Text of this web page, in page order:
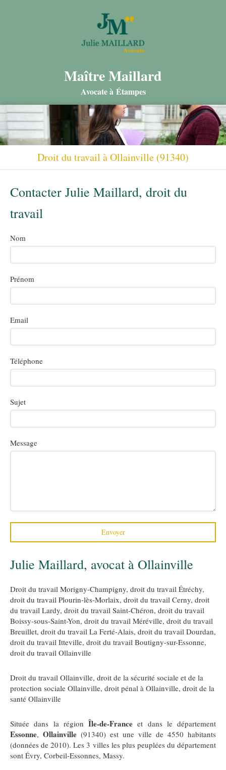
Maître Maillard
Avocate à Étampes
Droit du travail à Ollainville (91340)
Contacter Julie Maillard, droit du
travail
Nom
Prénom
Email
Téléphone
Sujet
Message
Envoyer
Julie Maillard, avocat à Ollainville
Droit du travail Morigny-Champigny, droit du travail Étréchy,
droit du travail Plourin-lès-Morlaix, droit du travail Cerny, droit
du travail Lardy, droit du travail Saint-Chéron, droit du travail
Boissy-sous-Saint-Yon, droit du travail Méréville, droit du travail
Breuillet, droit du travail La Ferté-Alais, droit du travail Dourdan,
droit du travail Itteville, droit du travail Boutigny-sur-Essonne,
droit du travail Ollainville
Droit du travail Ollainville, droit de la sécurité sociale et de la
protection sociale Ollainville, droit pénal à Ollainville, droit de la
santé Ollainville
Située dans la région Île-de-France et dans le département
Essonne, Ollainville (91340) est une ville de 4550 habitants
(données de 2010). Les 3 villes les plus peuplées du département
sont Évry, Corbeil-Essonnes, Massy.